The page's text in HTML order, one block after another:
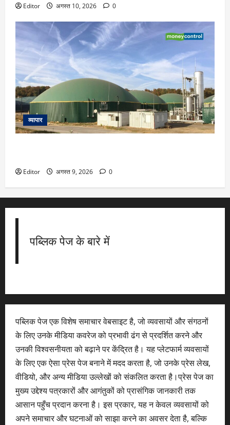
Editor अगस्त 10, 2026 0
व्यापार
Editor अगस्त 9, 2026 0
पब्लिक पेज के बारे में
पब्लिक पेज एक विशेष समाचार वेबसाइट है, जो व्यवसायों और संगठनों
के लिए उनके मीडिया कवरेज को प्रभावी ढंग से प्रदर्शित करने और
उनकी विश्वसनीयता को बढ़ाने पर केंद्रित है। यह प्लेटफार्म व्यवसायों
के लिए एक ऐसा प्रेस पेज बनाने में मदद करता है, जो उनके प्रेस लेख,
वीडियो, और अन्य मीडिया उल्लेखों को संकलित करता है।प्रेस पेज का
मुख्य उद्देश्य पत्रकारों और आगंतुकों को प्रासंगिक जानकारी तक
आसान पहुँच प्रदान करना है। इस प्रकार, यह न केवल व्यवसायों को
अपने समाचार और घटनाओं को साझा करने का अवसर देता है, बल्कि